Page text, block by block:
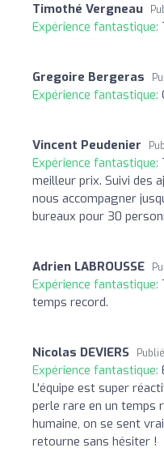
Timothé Vergneau
Expérience fantastique:
Gregoire Bergeras
Expérience fantastique:
Vincent Peudenier
Expérience fantastique:
meilleur prix. Suivi des
nous accompagner
bureaux pour 30
Adrien LABROUSSE
Expérience fantastique:
temps record.
Nicolas DEVIERS
Expérience fantastique:
L'équipe est super
perle rare en un temps
humaine, on se sent
retourne sans hésiter !